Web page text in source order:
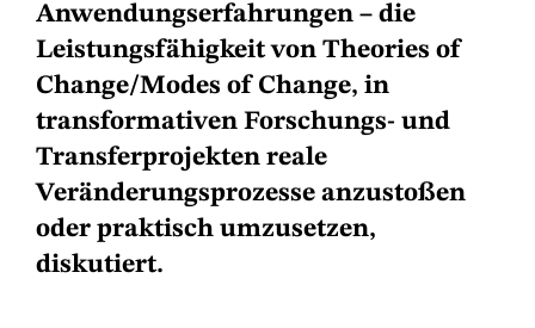
Anwendungserfahrungen – die
Leistungsfähigkeit von Theories of
Change/Modes of Change, in
transformativen Forschungs- und
Transferprojekten reale
Veränderungsprozesse anzustoßen
oder praktisch umzusetzen,
diskutiert.